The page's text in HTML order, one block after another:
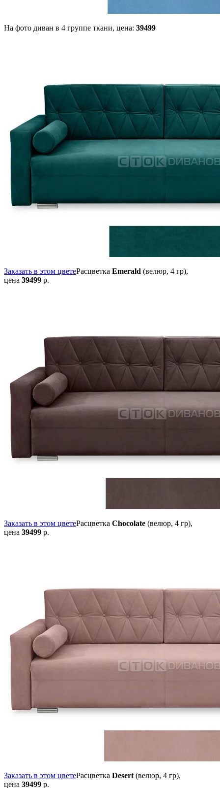
На фото диван в 4 группе ткани, цена: 39499
Заказать в этом цветеРасцветка Emerald (велюр, 4 гр),
цена 39499 р.
Заказать в этом цветеРасцветка Chocolate (велюр, 4 гр),
цена 39499 р.
Заказать в этом цветеРасцветка Desert(велюр, 4 гр),
цена 39499 р.